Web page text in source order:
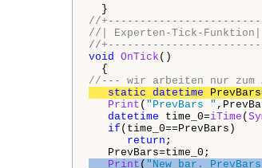
//
//| Experten-Tick-Funktion|
//
void OnTick ()
//--- wir arbeiten nur zum
static datetime
Print ( "PrevBars "
datetime time_0=iTime (
if (time_0==PrevBars)
return ;
Print ( "New bar.